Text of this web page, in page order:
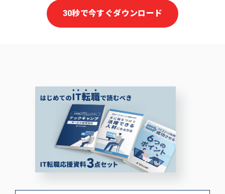
30秒で今すぐダウンロード